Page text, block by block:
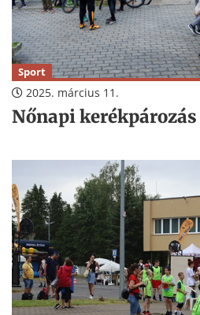
Sport
2025. március 11.
Nőnapi